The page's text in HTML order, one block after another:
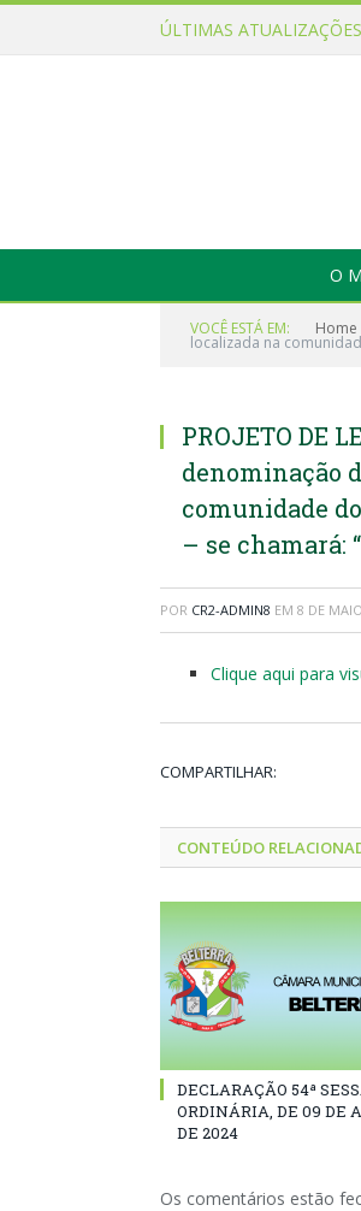
ÚLTIMAS
O
VOCÊ ESTÁ EM: Home
localizada na
PROJETO DE
denominação
comunidade
– se chamará:
POR CR2-ADMIN8 EM 8 DE
Clique aqui para
COMPARTILHAR:
CONTEÚDO
DECLARAÇÃO 54ª
ORDINÁRIA, DE 09 DE
DE 2024
Os comentários estão